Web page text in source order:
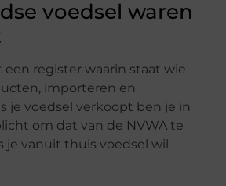
voedsel waren
een register waarin staat wie
importeren en
je voedsel verkoopt ben je in
om dat van de NVWA te
je vanuit thuis voedsel wil